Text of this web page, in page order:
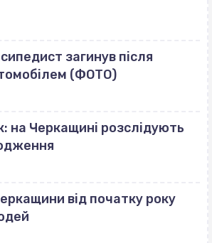
загинув після
(ФОТО)
на Черкащині розслідують
від початку року